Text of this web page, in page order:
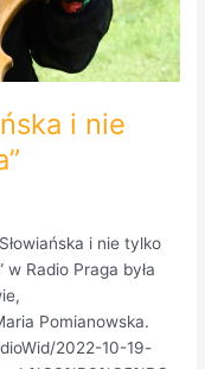
i nie
i nie tylko
w Radio Praga była
Pomianowska.
2022-10-19-